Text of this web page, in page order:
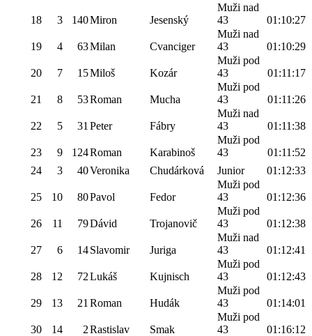
18 3 140Miron Jesenský
Muži nad
43
01:10:27
19 4 63Milan Cvanciger
Muži nad
43
01:10:29
20 7 15Miloš Kozár
Muži pod
43
01:11:17
21 8 53Roman Mucha
Muži pod
43
01:11:26
22 5 31 Peter Fábry
Muži nad
43
01:11:38
23 9 124Roman Karabinoš
Muži pod
43
01:11:52
24
3 40Veronika Chudárková Junior 01:12:33
25 10 80Pavol Fedor
Muži pod
43
01:12:36
26 11 79Dávid Trojanovič
Muži pod
43
01:12:38
27 6 14Slavomir Juriga
Muži nad
43
01:12:41
28 12 72Lukáš Kujnisch
Muži pod
43
01:12:43
29 13 21 Roman Hudák
Muži pod
43
01:14:01
30 14 2Rastislav Smak
Muži pod
43
01:16:12